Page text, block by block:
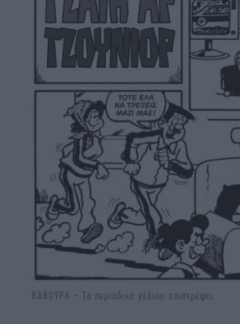
ΒΑΒΟΥΡΑ - Το περιοδικό γέλιου επιστρέφει